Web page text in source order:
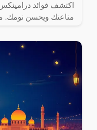
اكتشف فوائد
مناعتك ويحسن نومك.